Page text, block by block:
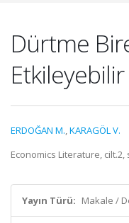
Dürtme
ERDOĞAN M.,KARAGÖL V.
Economics Literature, cilt.2,
Yayın Türü: Makale /